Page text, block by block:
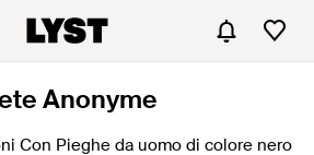
Anonyme
Con Pieghe da uomo di colore nero